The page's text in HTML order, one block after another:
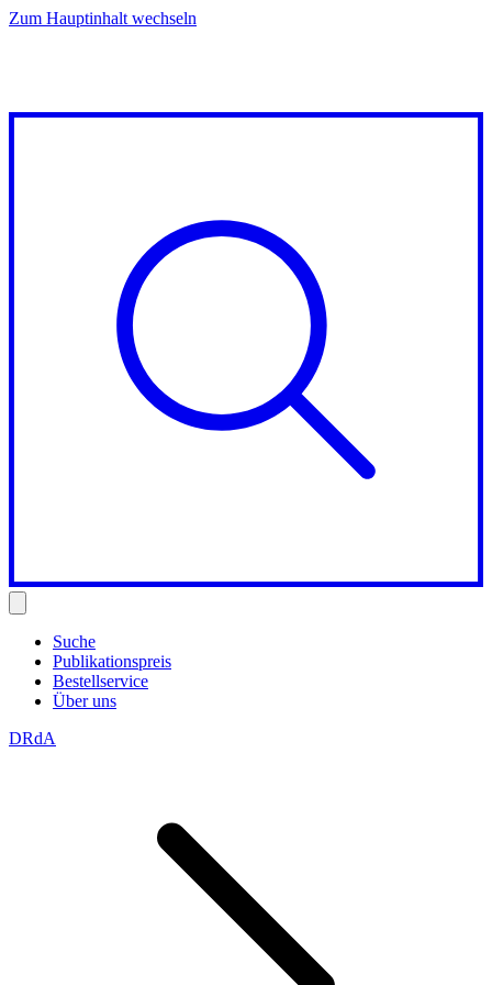
Zum Hauptinhalt wechseln
Suche
Publikationspreis
Bestellservice
Über uns
DRdA